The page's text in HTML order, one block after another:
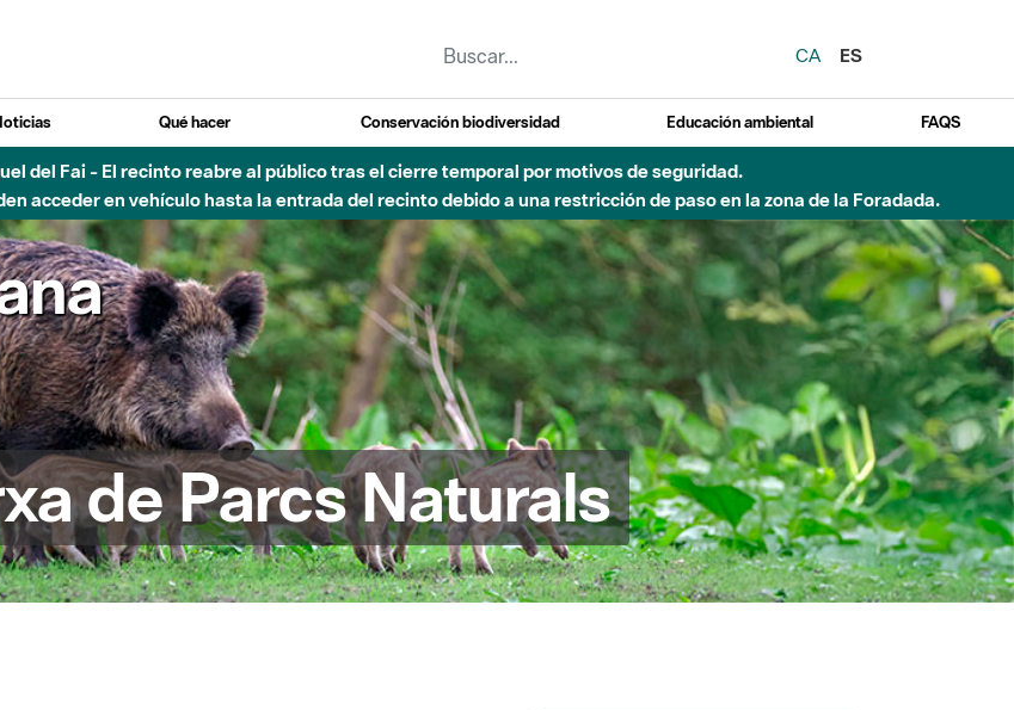
CA
ES
Qué hacer Conservación biodiversidad Educación ambiental FAQS
del Fai - El recinto reabre al público tras el cierre temporal por motivos de seguridad.
acceder en vehículo hasta la entrada del recinto debido a una restricción de paso en la zona de la Foradada.
de Parcs Naturals